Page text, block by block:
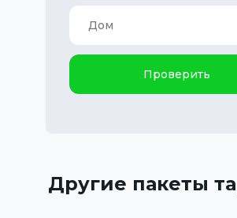
Проверить
Другие пакеты